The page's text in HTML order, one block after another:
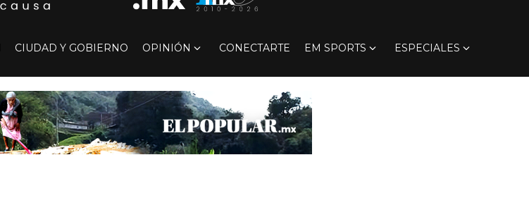
CIUDAD Y GOBIERNO OPINIÓN CONECTARTE EM SPORTS ESPECIALES